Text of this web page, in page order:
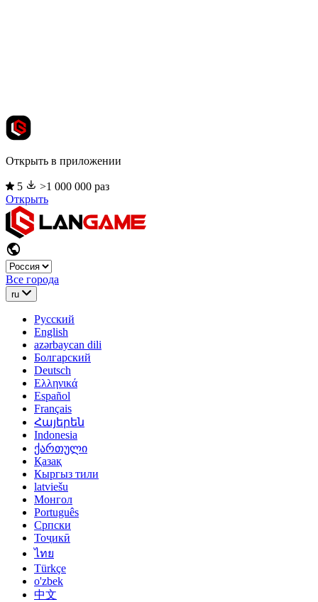
Открыть в приложении
5
>1 000 000 раз
Открыть
Все города
ru
Русский
English
azərbaycan dili
Болгарский
Deutsch
Ελληνικά
Español
Français
Հայերեն
Indonesia
ქართული
Қазақ
Кыргыз тили
latviešu
Монгол
Português
Српски
Тоҷикӣ
ไทย
Türkçe
o'zbek
中文